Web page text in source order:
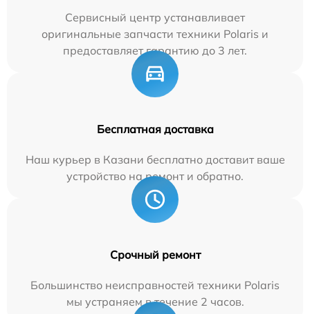
Сервисный центр устанавливает
оригинальные запчасти техники Polaris и
предоставляет гарантию до 3 лет.
Бесплатная доставка
Наш курьер в Казани бесплатно доставит ваше
устройство на ремонт и обратно.
Срочный ремонт
Большинство неисправностей техники Polaris
мы устраняем в течение 2 часов.